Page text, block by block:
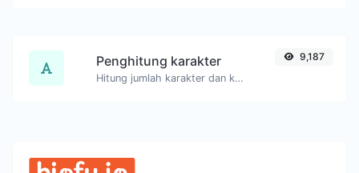
Penghitung karakter
Hitung jumlah karakter dan kata dari teks yang diberikan.
9,187